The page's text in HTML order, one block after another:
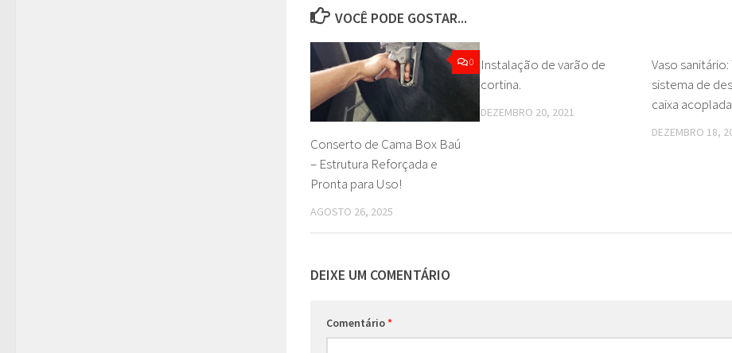
VOCÊ PODE GOSTAR...
0
Conserto de Cama Box Baú
– Estrutura Reforçada e
Pronta para Uso!
AGOSTO 26, 2025
Instalação de varão de
cortina.
DEZEMBRO 20, 2021
Vaso
sistema de
caixa
DEZEMBRO 18,
DEIXE UM COMENTÁRIO
Comentário*